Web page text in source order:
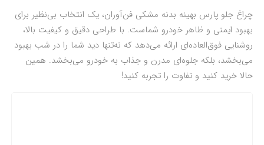
چراغ جلو پارس بهینه بدنه مشکی فن‌آوران، یک انتخاب بی‌نظیر برای
بهبود ایمنی و ظاهر خودرو شماست. با طراحی دقیق و کیفیت بالا،
روشنایی فوق‌العاده‌ای ارائه می‌دهد که نه‌تنها دید شما را در شب بهبود
می‌بخشد، بلکه جلوه‌ای مدرن و جذاب به خودرو می‌بخشد. همین
حالا خرید کنید و تفاوت را تجربه کنید!